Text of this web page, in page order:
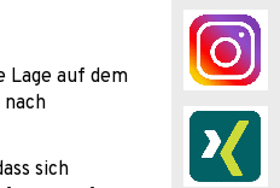
Lage auf dem
sich